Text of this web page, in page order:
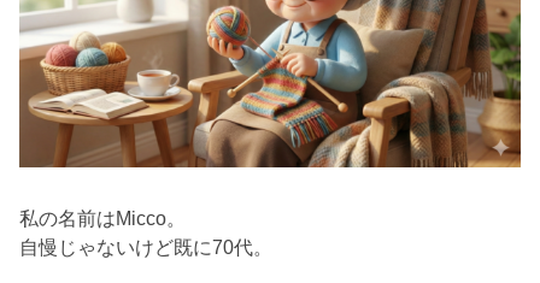
私の名前はMicco。
自慢じゃないけど既に70代。